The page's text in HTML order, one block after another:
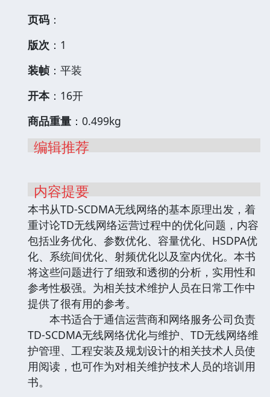
页码 ：
版次 ：1
装帧 ：平装
开本：16开
商品重量 ：0.499kg
编辑推荐
内容提要
本书从TD-SCDMA无线网络的基本原理出发，着
重讨论TD无线网络运营过程中的优化问题，内容
包括业务优化、参数优化、容量优化、HSDPA优
化、系统间优化、射频优化以及室内优化。本书
将这些问题进行了细致和透彻的分析，实用性和
参考性极强。为相关技术维护人员在日常工作中
提供了很有用的参考。
本书适合于通信运营商和网络服务公司负责
TD-SCDMA无线网络优化与维护、TD无线网络维
护管理、工程安装及规划设计的相关技术人员使
用阅读，也可作为对相关维护技术人员的培训用
书。